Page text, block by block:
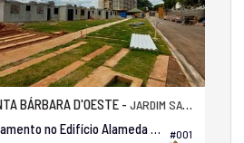
#001
BÁRBARA D'OESTE - JARDIM SANTA ALICE
Apartamento no Edifício Alameda Das Andorinhas